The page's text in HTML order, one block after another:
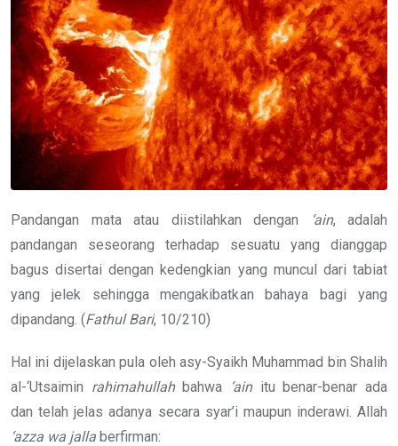
Pandangan mata atau diistilahkan dengan ‘ain, adalah
pandangan seseorang terhadap sesuatu yang dianggap
bagus disertai dengan kedengkian yang muncul dari tabiat
yang jelek sehingga mengakibatkan bahaya bagi yang
dipandang. (Fathul Bari, 10/210)
Hal ini dijelaskan pula oleh asy-Syaikh Muhammad bin Shalih
al-‘Utsaimin rahimahullahbahwa ‘ainitu benar-benar ada
dan telah jelas adanya secara syar’i maupun inderawi. Allah
‘azza wa jalla berfirman: